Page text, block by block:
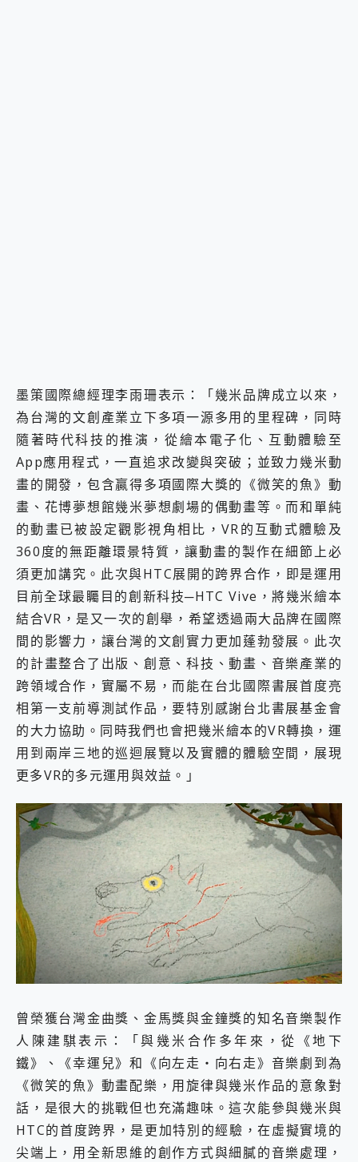
墨策國際總經理李雨珊表示：「幾米品牌成立以來，
為台灣的文創產業立下多項一源多用的里程碑，同時
隨著時代科技的推演，從繪本電子化、互動體驗至
App應用程式，一直追求改變與突破；並致力幾米動
畫的開發，包含贏得多項國際大獎的《微笑的魚》動
畫、花博夢想館幾米夢想劇場的偶動畫等。而和單純
的動畫已被設定觀影視角相比，VR的互動式體驗及
360度的無距離環景特質，讓動畫的製作在細節上必
須更加講究。此次與HTC展開的跨界合作，即是運用
目前全球最矚目的創新科技─HTC Vive，將幾米繪本
結合VR，是又一次的創舉，希望透過兩大品牌在國際
間的影響力，讓台灣的文創實力更加蓬勃發展。此次
的計畫整合了出版、創意、科技、動畫、音樂產業的
跨領域合作，實屬不易，而能在台北國際書展首度亮
相第一支前導測試作品，要特別感謝台北書展基金會
的大力協助。同時我們也會把幾米繪本的VR轉換，運
用到兩岸三地的巡迴展覽以及實體的體驗空間，展現
更多VR的多元運用與效益。」
曾榮獲台灣金曲獎、金馬獎與金鐘獎的知名音樂製作
人陳建騏表示：「與幾米合作多年來，從《地下
鐵》、《幸運兒》和《向左走・向右走》音樂劇到為
《微笑的魚》動畫配樂，用旋律與幾米作品的意象對
話，是很大的挑戰但也充滿趣味。這次能參與幾米與
HTC的首度跨界，是更加特別的經驗，在虛擬實境的
尖端上，用全新思維的創作方式與細膩的音樂處理，